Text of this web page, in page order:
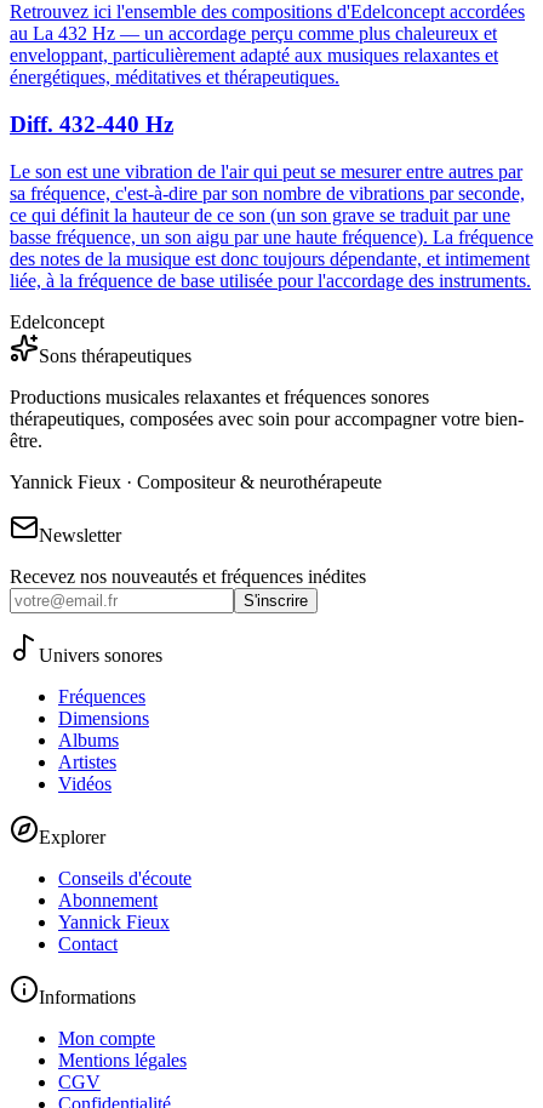
Retrouvez ici l'ensemble des compositions d'Edelconcept accordées
au La 432 Hz — un accordage perçu comme plus chaleureux et
enveloppant, particulièrement adapté aux musiques relaxantes et
énergétiques, méditatives et thérapeutiques.
Diff. 432-440 Hz
Le son est une vibration de l'air qui peut se mesurer entre autres par
sa fréquence, c'est-à-dire par son nombre de vibrations par seconde,
ce qui définit la hauteur de ce son (un son grave se traduit par une
basse fréquence, un son aigu par une haute fréquence). La fréquence
des notes de la musique est donc toujours dépendante, et intimement
liée, à la fréquence de base utilisée pour l'accordage des instruments.
Edelconcept
Sons thérapeutiques
Productions musicales relaxantes et fréquences sonores
thérapeutiques, composées avec soin pour accompagner votre bien-
être.
Yannick Fieux · Compositeur & neurothérapeute
Newsletter
Recevez nos nouveautés et fréquences inédites
S'inscrire
Univers sonores
Fréquences
Dimensions
Albums
Artistes
Vidéos
Explorer
Conseils d'écoute
Abonnement
Yannick Fieux
Contact
Informations
Mon compte
Mentions légales
CGV
Confidentialité